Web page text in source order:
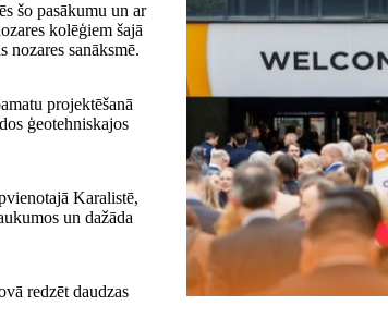
šo pasākumu un ar
kolēģiem šajā
nozares sanāksmē.
projektēšanā
ģeotehniskajos
Karalistē,
un dažāda
redzēt daudzas